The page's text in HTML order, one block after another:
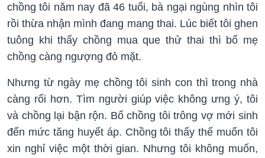
chồng tôi năm nay đã 46 tuổi, bà ngại ngùng nhìn tôi
rồi thừa nhận mình đang mang thai. Lúc biết tôi ghen
tuông khi thấy chồng mua que thử thai thì bố mẹ
chồng càng ngượng đỏ mặt.
Nhưng từ ngày mẹ chồng tôi sinh con thì trong nhà
càng rối hơn. Tìm người giúp việc không ưng ý, tôi
và chồng lại bận rộn. Bố chồng tôi trông vợ mới sinh
đến mức tăng huyết áp. Chồng tôi thấy thế muốn tôi
xin nghỉ việc một thời gian. Nhưng tôi không muốn,